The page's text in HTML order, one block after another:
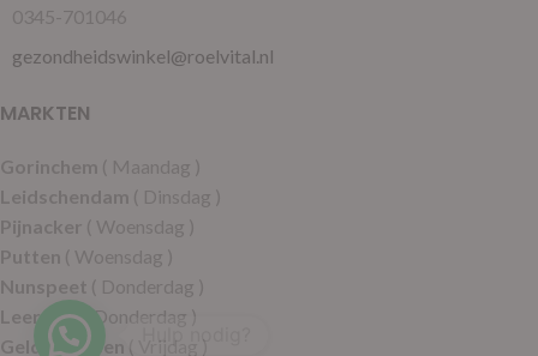
0345-701046
gezondheidswinkel@roelvital.nl
MARKTEN
Gorinchem ( Maandag )
Leidschendam ( Dinsdag )
Pijnacker ( Woensdag )
Putten ( Woensdag )
Nunspeet ( Donderdag )
Leerdam( Donderdag )
Geldermalsen ( Vrijdag )
Hulp nodig?